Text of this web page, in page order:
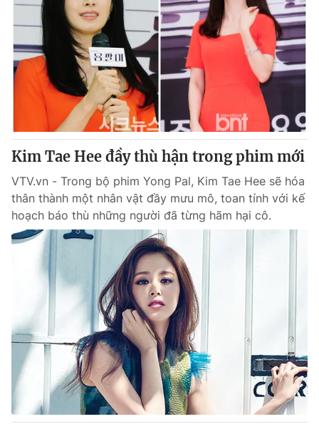
Kim Tae Hee đầy thù hận trong phim mới
VTV.vn - Trong bộ phim Yong Pal, Kim Tae Hee sẽ hóa
thân thành một nhân vật đầy mưu mô, toan tính với kế
hoạch báo thù những người đã từng hãm hại cô.